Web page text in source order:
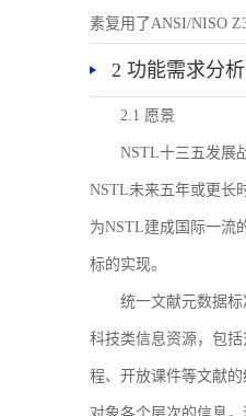
素复用了ANSI/NISO
2 功能需求分析
2.1 愿景
NSTL十三五发展
NSTL未来五年或更长
为NSTL建成国际一流
标的实现。
统一文献元数据
科技类信息资源，包
程、开放课件等文献